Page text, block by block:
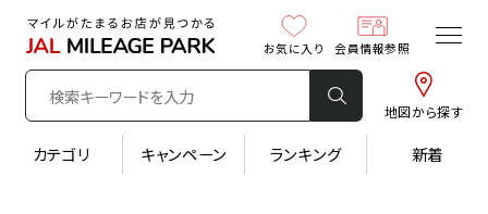
地図から探す
お気に入り 会員情報参照
カテゴリ キャンペーン ランキング 新着